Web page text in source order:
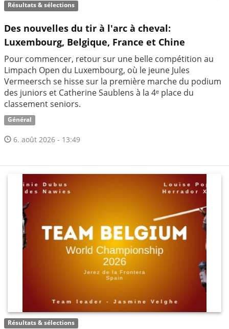
Résultats & sélections
Des nouvelles du tir à l'arc à cheval:
Luxembourg, Belgique, France et Chine
Pour commencer, retour sur une belle compétition au
Limpach Open du Luxembourg, où le jeune Jules
Vermeersch se hisse sur la première marche du podium
des juniors et Catherine Saublens à la 4ᵉ place du
classement seniors.
Général
6. août 2026 - 13:49
Résultats & sélections